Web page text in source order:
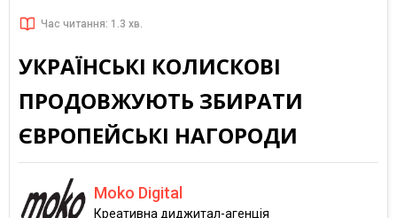
Час читання: 1.3 хв.
УКРАЇНСЬКІ КОЛИСКОВІ
ПРОДОВЖУЮТЬ ЗБИРАТИ
ЄВРОПЕЙСЬКІ НАГОРОДИ
Moko Digital
Креативна диджитал-агенція